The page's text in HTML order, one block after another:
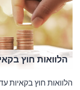
הלוואות חוץ בקאיות עד 100000
הלוואות חוץ בקאיות עד 100000 באישור מיידי הצעה